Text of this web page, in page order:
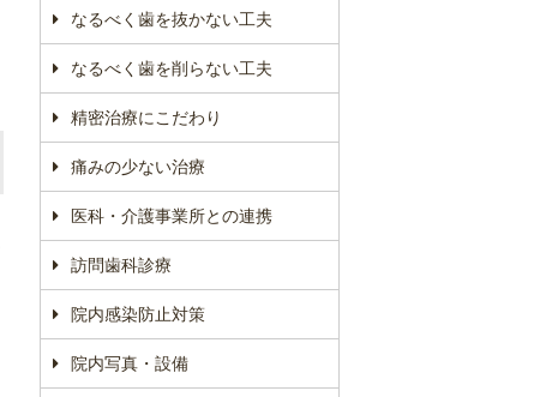
なるべく歯を抜かない工夫
なるべく歯を削らない工夫
精密治療にこだわり
痛みの少ない治療
医科・介護事業所との連携
訪問歯科診療
院内感染防止対策
院内写真・設備